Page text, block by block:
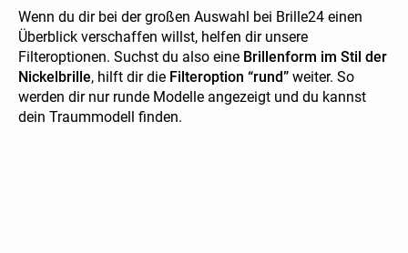
Wenn du dir bei der großen Auswahl bei Brille24 einen
Überblick verschaffen willst, helfen dir unsere
Filteroptionen. Suchst du also eine Brillenform im Stil der
Nickelbrille, hilft dir die Filteroption “rund” weiter. So
werden dir nur runde Modelle angezeigt und du kannst
dein Traummodell finden.